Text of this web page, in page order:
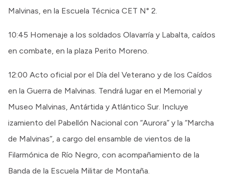
Malvinas, en la Escuela Técnica CET N° 2.
10:45 Homenaje a los soldados Olavarría y Labalta, caídos
en combate, en la plaza Perito Moreno.
12:00 Acto oficial por el Día del Veterano y de los Caídos
en la Guerra de Malvinas. Tendrá lugar en el Memorial y
Museo Malvinas, Antártida y Atlántico Sur. Incluye
izamiento del Pabellón Nacional con “Aurora” y la “Marcha
de Malvinas”, a cargo del ensamble de vientos de la
Filarmónica de Río Negro, con acompañamiento de la
Banda de la Escuela Militar de Montaña.